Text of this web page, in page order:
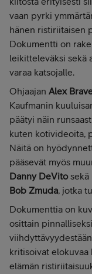
vaan pyrki
hänen ristiriitaisen
Dokumentti on
leikitteleväksi sekä
varaa katsojalle.
Ohjaajan Alex
Kaufmanin
päätyi näin
kuten kotivideoita,
Näitä on
pääsevät myös
Danny DeVitosekä
Bob Zmuda, jotka
Dokumenttia on
osittain
kritisoivat elokuvaa
elämän